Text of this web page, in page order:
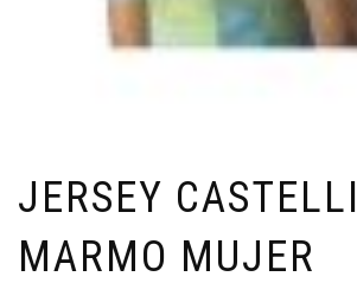
JERSEY CASTELLI
MARMO MUJER